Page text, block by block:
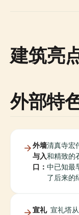
建筑亮
外部特
外墙
与入
口：
清真寺宏
和精致的
中已知最
了后来的
宣礼 宣礼塔